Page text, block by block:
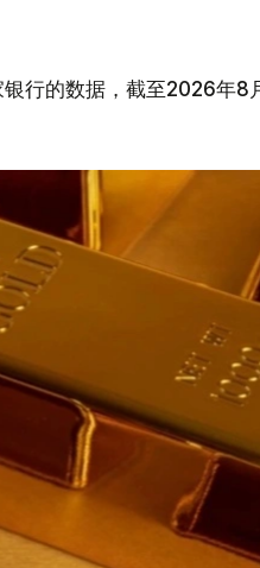
银行的数据，截至2026年8